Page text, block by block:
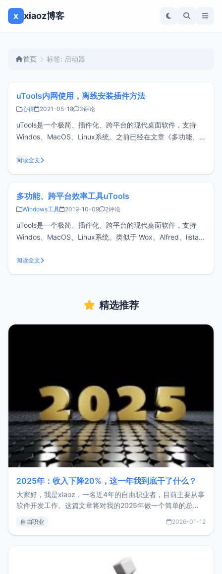
x xiaoz博客
首页 标签: 启动器
uTools内网使用，离线安装插件方法
心得 2021-05-18 3评论
uTools是一个极简、插件化、跨平台的现代桌面软件，支持
Windos、MacOS、Linux系统。之前已经在文章《多功能、
心。如果在没有公网环境的情况下使用uTools，无法在线安装
插件，相当于是残废状态，不过官方有提供离线插件的下载
阅读全文
多功能、跨平台效率工具uTools
Windows工具 2019-10-09 2评论
uTools是一个极简、插件化、跨平台的现代桌面软件，支持
Windos、MacOS、Linux系统。类似于 Wox、Alfred、listary
官网：https://www.u.tools/download.html 根据自己的平台
下载安装即
阅读全文
精选推荐
2025年：收入下降20%，这一年我到底干了什么？
大家好，我是xiaoz，一名近4年的自由职业者，目前主要从事
软件开发工作。这篇文章将对我的2025年做一个简单的总
收入下降20%，但却过得很充实，2026年不求突破，但求保
自由职业 2026-01-12